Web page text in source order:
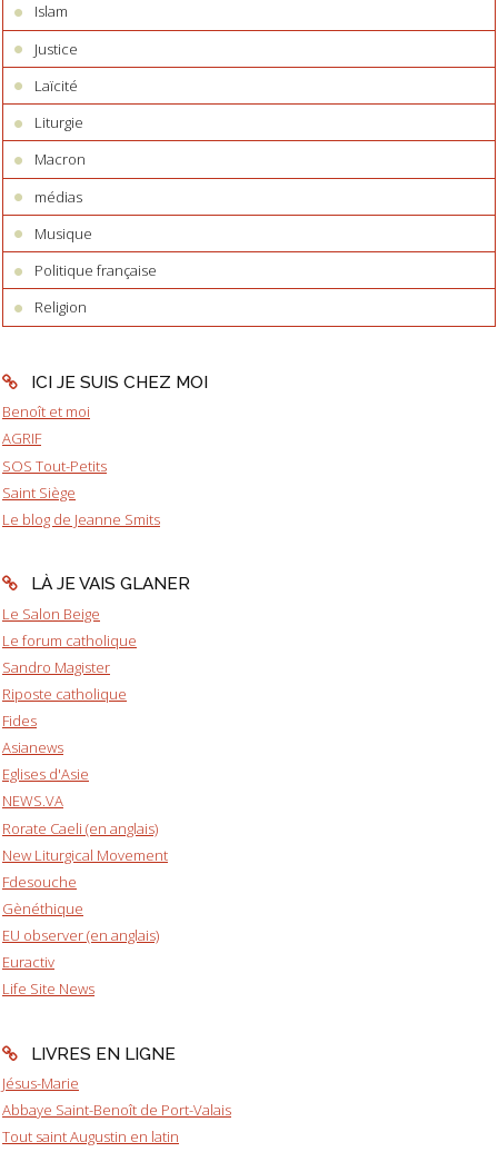
Islam
Justice
Laïcité
Liturgie
Macron
médias
Musique
Politique française
Religion
ICI JE SUIS CHEZ MOI
Benoît et moi
AGRIF
SOS Tout-Petits
Saint Siège
Le blog de Jeanne Smits
LÀ JE VAIS GLANER
Le Salon Beige
Le forum catholique
Sandro Magister
Riposte catholique
Fides
Asianews
Eglises d'Asie
NEWS.VA
Rorate Caeli (en anglais)
New Liturgical Movement
Fdesouche
Gènéthique
EU observer (en anglais)
Euractiv
Life Site News
LIVRES EN LIGNE
Jésus-Marie
Abbaye Saint-Benoît de Port-Valais
Tout saint Augustin en latin